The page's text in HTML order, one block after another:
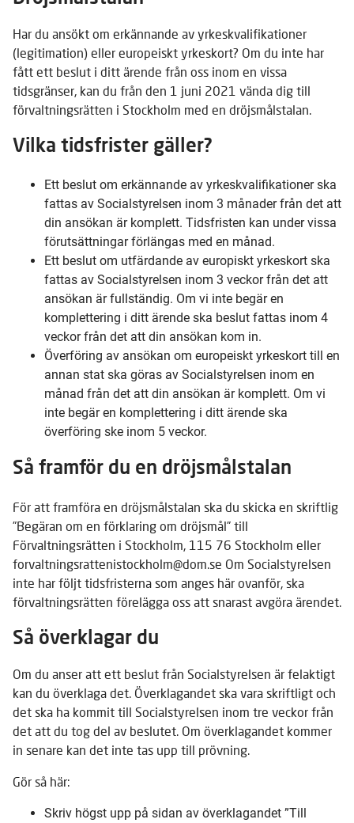
Har du ansökt om erkännande av yrkeskvalifikationer
(legitimation) eller europeiskt yrkeskort? Om du inte har
fått ett beslut i ditt ärende från oss inom en vissa
tidsgränser, kan du från den 1 juni 2021 vända dig till
förvaltningsrätten i Stockholm med en dröjsmålstalan.
Vilka tidsfrister gäller?
Ett beslut om erkännande av yrkeskvalifikationer ska
fattas av Socialstyrelsen inom 3 månader från det att
din ansökan är komplett. Tidsfristen kan under vissa
förutsättningar förlängas med en månad.
Ett beslut om utfärdande av europiskt yrkeskort ska
fattas av Socialstyrelsen inom 3 veckor från det att
ansökan är fullständig. Om vi inte begär en
komplettering i ditt ärende ska beslut fattas inom 4
veckor från det att din ansökan kom in.
Överföring av ansökan om europeiskt yrkeskort till en
annan stat ska göras av Socialstyrelsen inom en
månad från det att din ansökan är komplett. Om vi
inte begär en komplettering i ditt ärende ska
överföring ske inom 5 veckor.
Så framför du en dröjsmålstalan
För att framföra en dröjsmålstalan ska du skicka en skriftlig
”Begäran om en förklaring om dröjsmål” till
Förvaltningsrätten i Stockholm, 115 76 Stockholm eller
forvaltningsrattenistockholm@dom.se Om Socialstyrelsen
inte har följt tidsfristerna som anges här ovanför, ska
förvaltningsrätten förelägga oss att snarast avgöra ärendet.
Så överklagar du
Om du anser att ett beslut från Socialstyrelsen är felaktigt
kan du överklaga det. Överklagandet ska vara skriftligt och
det ska ha kommit till Socialstyrelsen inom tre veckor från
det att du tog del av beslutet. Om överklagandet kommer
in senare kan det inte tas upp till prövning.
Gör så här:
Skriv högst upp på sidan av överklagandet ”Till